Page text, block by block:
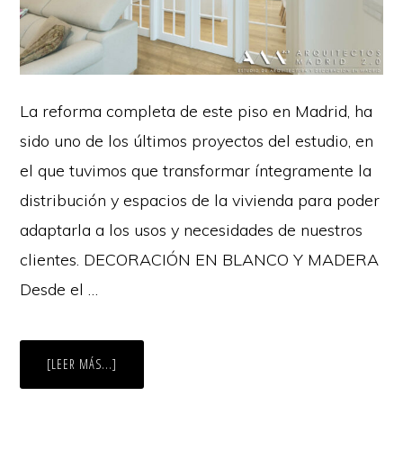
La reforma completa de este piso en Madrid, ha
sido uno de los últimos proyectos del estudio, en
el que tuvimos que transformar íntegramente la
distribución y espacios de la vivienda para poder
adaptarla a los usos y necesidades de nuestros
clientes. DECORACIÓN EN BLANCO Y MADERA
Desde el …
[LEER MÁS...]
REFORMA